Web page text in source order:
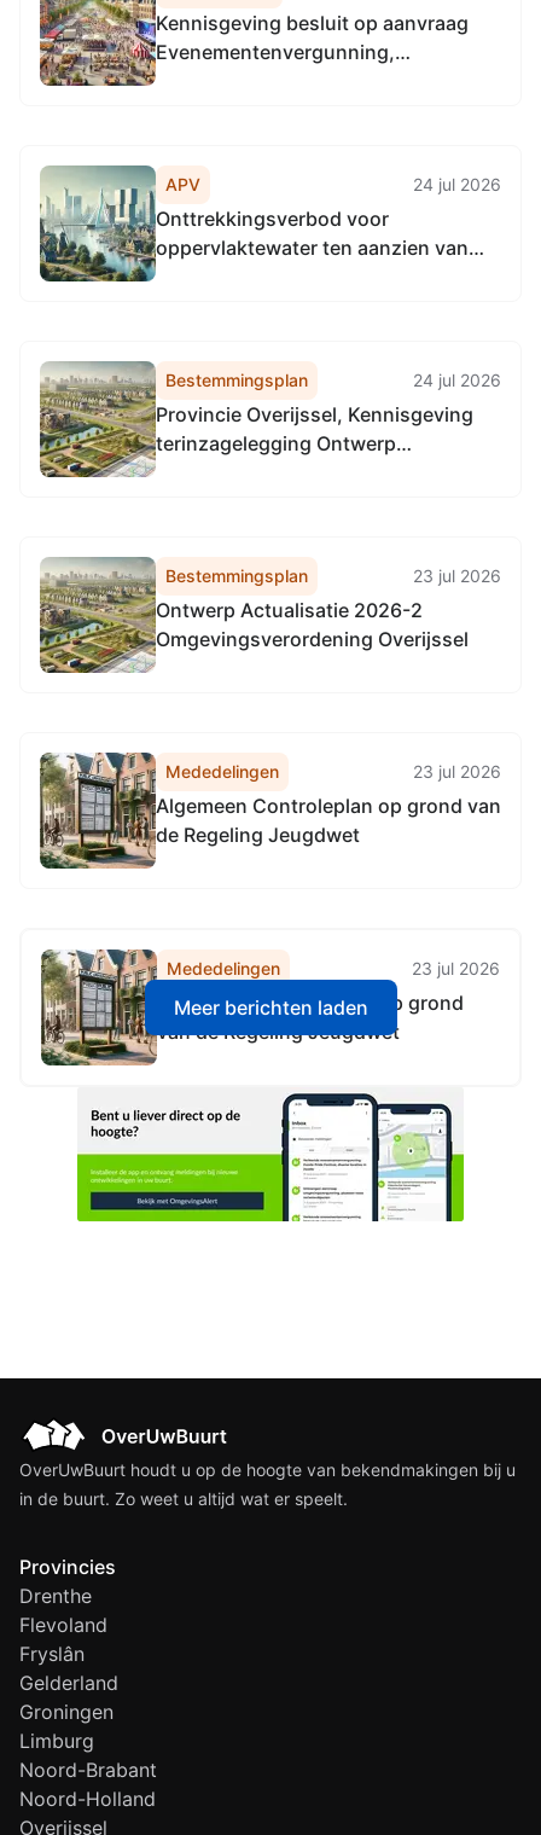
Kennisgeving besluit op aanvraag
Evenementenvergunning,
APV 24 jul 2026
Onttrekkingsverbod voor
oppervlaktewater ten aanzien van
Bestemmingsplan 24 jul 2026
Provincie Overijssel, Kennisgeving
terinzagelegging Ontwerp
Bestemmingsplan 23 jul 2026
Ontwerp Actualisatie 2026-2
Omgevingsverordening Overijssel
Mededelingen 23 jul 2026
Algemeen Controleplan op grond van
de Regeling Jeugdwet
Mededelingen 23 jul 2026
Algemeen Controleplan op grond
van de Regeling Jeugdwet
Meer berichten laden
OverUwBuurt houdt u op de hoogte van bekendmakingen bij u
in de buurt. Zo weet u altijd wat er speelt.
Provincies
Drenthe
Flevoland
Fryslân
Gelderland
Groningen
Limburg
Noord-Brabant
Noord-Holland
Overijssel